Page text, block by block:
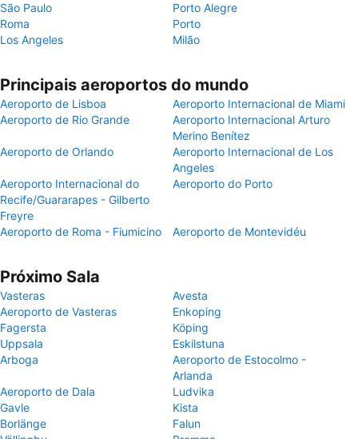
São Paulo
Porto Alegre
Roma
Porto
Los Angeles
Milão
Principais aeroportos do mundo
Aeroporto de Lisboa
Aeroporto Internacional de Miami
Aeroporto de Rio Grande
Aeroporto Internacional Arturo
Merino Benítez
Aeroporto de Orlando
Aeroporto Internacional de Los
Angeles
Aeroporto Internacional do
Recife/Guararapes - Gilberto
Freyre
Aeroporto do Porto
Aeroporto de Roma - Fiumicino Aeroporto de Montevidéu
Próximo Sala
Vasteras
Avesta
Aeroporto de Vasteras
Enkoping
Fagersta
Köping
Uppsala
Eskilstuna
Arboga
Aeroporto de Estocolmo -
Arlanda
Aeroporto de Dala
Ludvika
Gavle
Kista
Borlänge
Falun